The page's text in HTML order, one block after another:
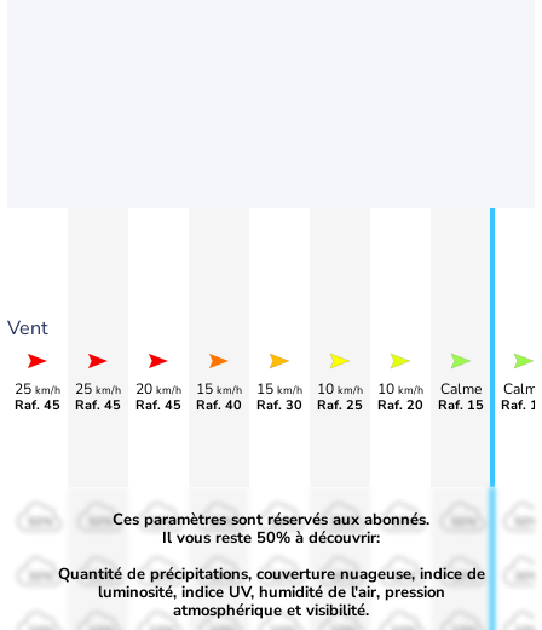
Vent
25 km/h
Raf. 45
25 km/h
Raf. 45
20 km/h
Raf. 45
15 km/h
Raf. 40
15 km/h
Raf. 30
10 km/h
Raf. 25
10 km/h
Raf. 20
Calme
Raf. 15 Raf.
50%
30%
50%
30%
50%
30%
50%
30%
50%
30%
50%
30%
50%
30% 30% 30%
Ces paramètres sont réservés aux abonnés.
Il vous reste 50% à découvrir:
Quantité de précipitations, couverture nuageuse, indice de
luminosité, indice UV, humidité de l'air, pression
atmosphérique et visibilité.